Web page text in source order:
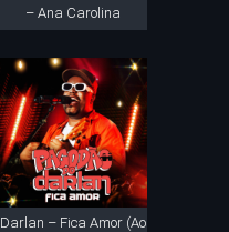
– Ana Carolina
Darlan – Fica Amor (Ao